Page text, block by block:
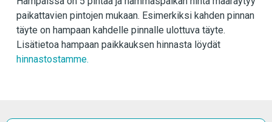
paikattavien pintojen mukaan. Esimerkiksi kahden pinnan
täyte on hampaan kahdelle pinnalle ulottuva täyte.
Lisätietoa hampaan paikkauksen hinnasta löydät
hinnastostamme.